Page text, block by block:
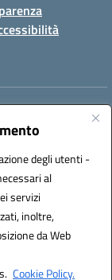
degli utenti -
al
servizi
inoltre,
da Web
Cookie Policy.
S.r.l.